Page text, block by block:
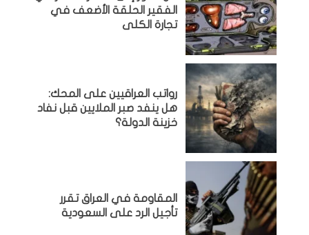
الفقير الحلقة الأضعف في
تجارة الكلى
رواتب العراقيين على المحك:
هل ينفد صبر الملايين قبل نفاد
خزينة الدولة؟
المقاومة في العراق تقرر
تأجيل الرد على السعودية